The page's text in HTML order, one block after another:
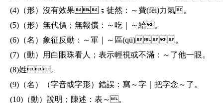
(4)（形）沒有效果；徒然： ～費(fèi)力氣。
(5)（形）無代價；無報償： ～吃｜～給。
(6)（名）象征反動： ～軍｜～區(qū)。
(7)（動）用白眼珠看人；表示輕視或不滿： ～了他一眼。
(8)姓。
(9)（名）（字音或字形）錯誤： 寫～字｜把字念～了。
(10)（動）說明；陳述： 表～。